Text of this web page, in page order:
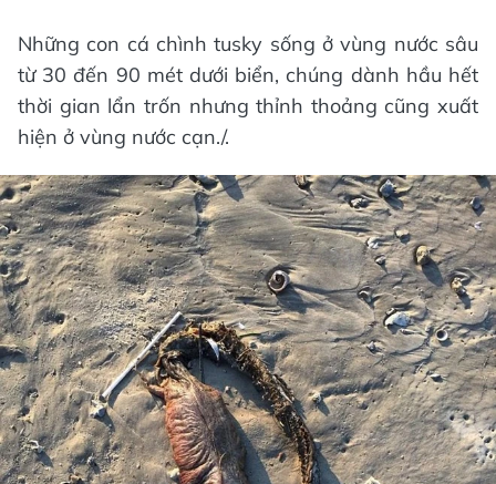
Những con cá chình tusky sống ở vùng nước sâu
từ 30 đến 90 mét dưới biển, chúng dành hầu hết
thời gian lẩn trốn nhưng thỉnh thoảng cũng xuất
hiện ở vùng nước cạn./.